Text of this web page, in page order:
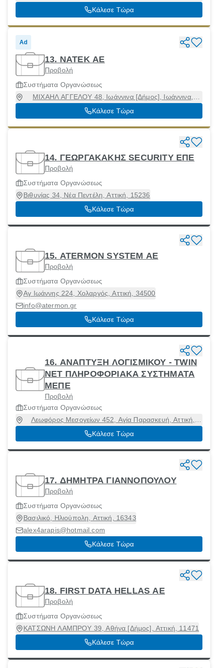
Αιτωλοακαρνανία, 30100
Κάλεσε Τώρα
Ad
13. ΝΑΤΕΚ ΑΕ
Προβολή
Συστήματα Οργανώσεως
ΜΙΧΑΗΛ ΑΓΓΕΛΟΥ 48, Ιωάννινα [Δήμος], Ιωάννινα,
45333
Κάλεσε Τώρα
14. ΓΕΩΡΓΑΚΑΚΗΣ SECURITY ΕΠΕ
Προβολή
Συστήματα Οργανώσεως
Βιθυνίας 34, Νέα Πεντέλη, Αττική, 15236
Κάλεσε Τώρα
15. ATERMON SYSTEM ΑΕ
Προβολή
Συστήματα Οργανώσεως
Αγ Ιωάννης 224, Χολαργός, Αττική, 34500
info@atermon.gr
Κάλεσε Τώρα
16. ΑΝΑΠΤΥΞΗ ΛΟΓΙΣΜΙΚΟΥ - TWIN
NET ΠΛΗΡΟΦΟΡΙΑΚΑ ΣΥΣΤΗΜΑΤΑ
ΜΕΠΕ
Προβολή
Συστήματα Οργανώσεως
Λεωφόρος Μεσογείων 452, Αγία Παρασκευή, Αττική,
15342
Κάλεσε Τώρα
17. ΔΗΜΗΤΡΑ ΓΙΑΝΝΟΠΟΥΛΟΥ
Προβολή
Συστήματα Οργανώσεως
Βασιλικό, Ηλιούπολη, Αττική, 16343
alex4arapis@hotmail.com
Κάλεσε Τώρα
18. FIRST DATA HELLAS ΑΕ
Προβολή
Συστήματα Οργανώσεως
ΚΑΤΣΩΝΗ ΛΑΜΠΡΟΥ 39, Αθήνα [Δήμος], Αττική, 11471
Κάλεσε Τώρα